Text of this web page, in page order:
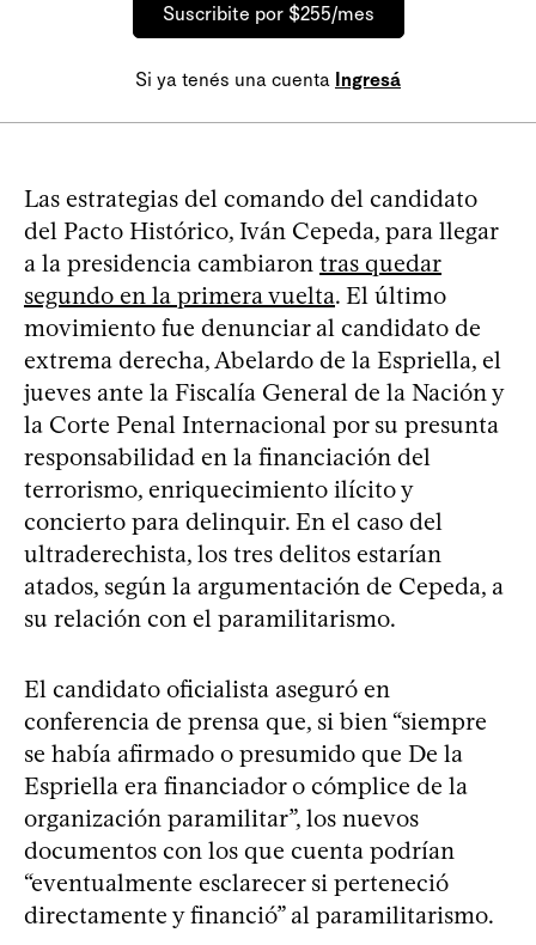
Suscribite por $255/mes
Si ya tenés una cuenta Ingresá
Las estrategias del comando del candidato
del Pacto Histórico, Iván Cepeda, para llegar
a la presidencia cambiaron tras quedar
segundo en la primera vuelta. El último
movimiento fue denunciar al candidato de
extrema derecha, Abelardo de la Espriella, el
jueves ante la Fiscalía General de la Nación y
la Corte Penal Internacional por su presunta
responsabilidad en la financiación del
terrorismo, enriquecimiento ilícito y
concierto para delinquir. En el caso del
ultraderechista, los tres delitos estarían
atados, según la argumentación de Cepeda, a
su relación con el paramilitarismo.
El candidato oficialista aseguró en
conferencia de prensa que, si bien “siempre
se había afirmado o presumido que De la
Espriella era financiador o cómplice de la
organización paramilitar”, los nuevos
documentos con los que cuenta podrían
“eventualmente esclarecer si perteneció
directamente y financió” al paramilitarismo.